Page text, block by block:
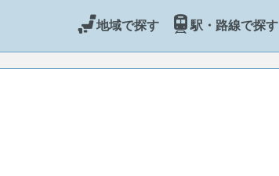
地域で探す 駅・路線で探す